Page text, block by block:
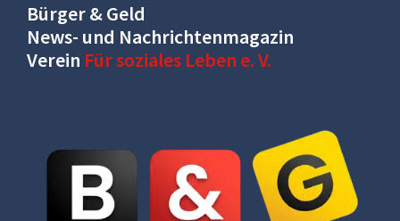
Bürger & Geld
News- und Nachrichtenmagazin
Verein Für soziales Leben e. V.